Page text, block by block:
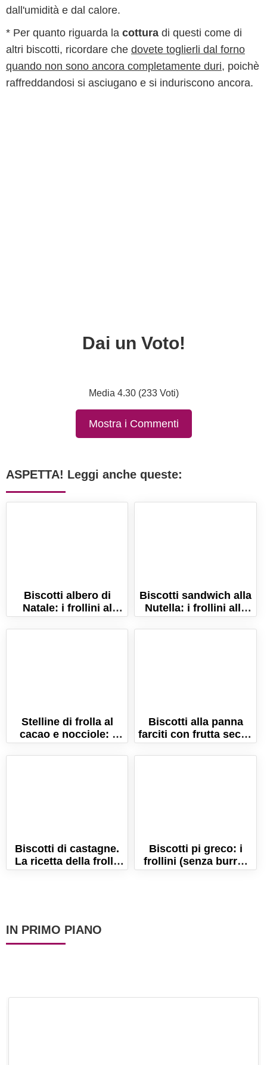
dall'umidità e dal calore.
* Per quanto riguarda la cottura di questi come di
altri biscotti, ricordare che dovete toglierli dal forno
quando non sono ancora completamente duri, poichè
raffreddandosi si asciugano e si induriscono ancora.
Dai un Voto!
Media 4.30 (233 Voti)
Mostra i Commenti
ASPETTA! Leggi anche queste:
Biscotti albero di
Natale: i frollini al
burro delle feste!
Biscotti sandwich alla
Nutella: i frollini alle
nocciole e cacao!
Stelline di frolla al
cacao e nocciole: i
biscotti perfetti per
Natale!
Biscotti alla panna
farciti con frutta secca
e spezie di Natale!
Biscotti di castagne.
La ricetta della frolla
di farina di castagne
Biscotti pi greco: i
frollini (senza burro)
per festeggiare il pi-
IN PRIMO PIANO